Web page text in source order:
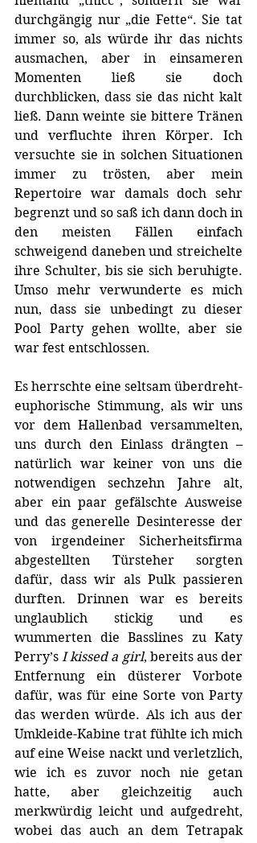
durchgängig nur „die Fette“. Sie tat
immer so, als würde ihr das nichts
ausmachen, aber in einsameren
Momenten ließ sie doch
durchblicken, dass sie das nicht kalt
ließ. Dann weinte sie bittere Tränen
und verfluchte ihren Körper. Ich
versuchte sie in solchen Situationen
immer zu trösten, aber mein
Repertoire war damals doch sehr
begrenzt und so saß ich dann doch in
den meisten Fällen einfach
schweigend daneben und streichelte
ihre Schulter, bis sie sich beruhigte.
Umso mehr verwunderte es mich
nun, dass sie unbedingt zu dieser
Pool Party gehen wollte, aber sie
war fest entschlossen.
Es herrschte eine seltsam überdreht-
euphorische Stimmung, als wir uns
vor dem Hallenbad versammelten,
uns durch den Einlass drängten –
natürlich war keiner von uns die
notwendigen sechzehn Jahre alt,
aber ein paar gefälschte Ausweise
und das generelle Desinteresse der
von irgendeiner Sicherheitsfirma
abgestellten Türsteher sorgten
dafür, dass wir als Pulk passieren
durften. Drinnen war es bereits
unglaublich stickig und es
wummerten die Basslines zu Katy
Perry’s I kissed a girl, bereits aus der
Entfernung ein düsterer Vorbote
dafür, was für eine Sorte von Party
das werden würde. Als ich aus der
Umkleide-Kabine trat fühlte ich mich
auf eine Weise nackt und verletzlich,
wie ich es zuvor noch nie getan
hatte, aber gleichzeitig auch
merkwürdig leicht und aufgedreht,
wobei das auch an dem Tetrapak